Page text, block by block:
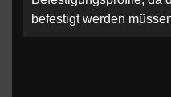
befestigt werden